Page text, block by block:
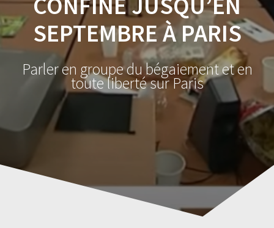
SEPTEMBRE À PARIS
Parler en groupe du bégaiement et en
toute liberté sur Paris